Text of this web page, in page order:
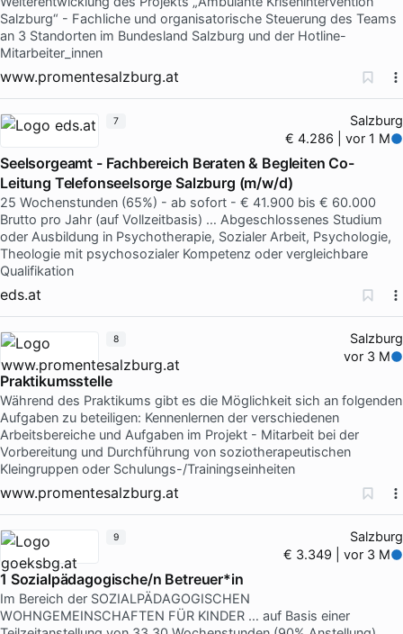
Salzburg“ - Fachliche und organisatorische Steuerung des Teams
an 3 Standorten im Bundesland Salzburg und der Hotline-
Mitarbeiter_innen
www.promentesalzburg.at
Salzburg
€ 4.286 | vor 1 M
Seelsorgeamt - Fachbereich Beraten & Begleiten Co-
Leitung Telefonseelsorge Salzburg (m/w/d)
25 Wochenstunden (65%) - ab sofort - € 41.900 bis € 60.000
Brutto pro Jahr (auf Vollzeitbasis) … Abgeschlossenes Studium
oder Ausbildung in Psychotherapie, Sozialer Arbeit, Psychologie,
Theologie mit psychosozialer Kompetenz oder vergleichbare
Qualifikation
eds.at
7
Salzburg
vor 3 M
Praktikumsstelle
Während des Praktikums gibt es die Möglichkeit sich an folgenden
Aufgaben zu beteiligen: Kennenlernen der verschiedenen
Arbeitsbereiche und Aufgaben im Projekt - Mitarbeit bei der
Vorbereitung und Durchführung von soziotherapeutischen
Kleingruppen oder Schulungs-/Trainingseinheiten
www.promentesalzburg.at
8
Salzburg
€ 3.349 | vor 3 M
1 Sozialpädagogische/n Betreuer*in
Im Bereich der SOZIALPÄDAGOGISCHEN
WOHNGEMEINSCHAFTEN FÜR KINDER … auf Basis einer
9